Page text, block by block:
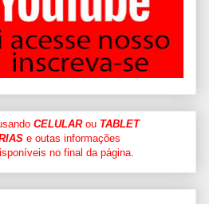
CELULARou TABLET
e outas informações
no final da página.